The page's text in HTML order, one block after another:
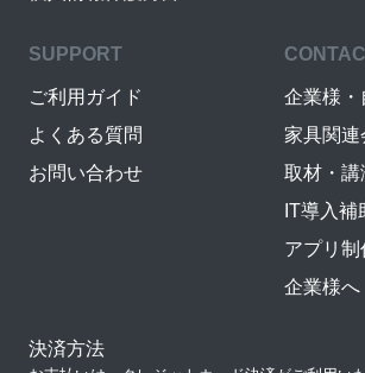
SUPPORT
ご利用ガイド
よくある質問
お問い合わせ
企業様・
家具関連
取材・講
IT導入補
アプリ制
企業様へ
決済方法